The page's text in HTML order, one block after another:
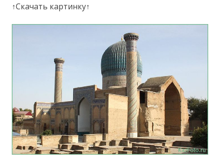
↑Скачать картинку↑